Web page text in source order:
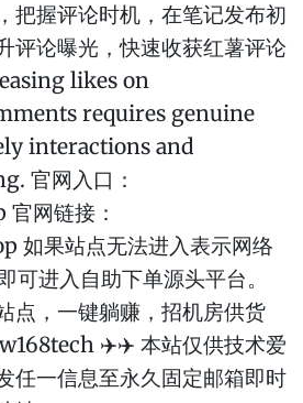
把握评论时机，在笔记发布初
评论曝光，快速收获红薯评论
likes on
requires genuine
interactions and
官网入口：
网链接：
如果站点无法进入表示网络
可进入自助下单源头平台。
点，一键躺赚，招机房供货
✈️✈️ 本站仅供技术爱
任一信息至永久固定邮箱即时